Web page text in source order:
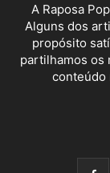
A Raposa
Alguns dos
propósito
partilhamos os
conteúdo